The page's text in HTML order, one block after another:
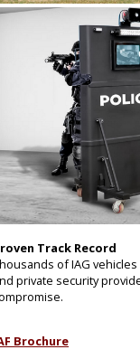
Track Record
of IAG
private security
Brochure